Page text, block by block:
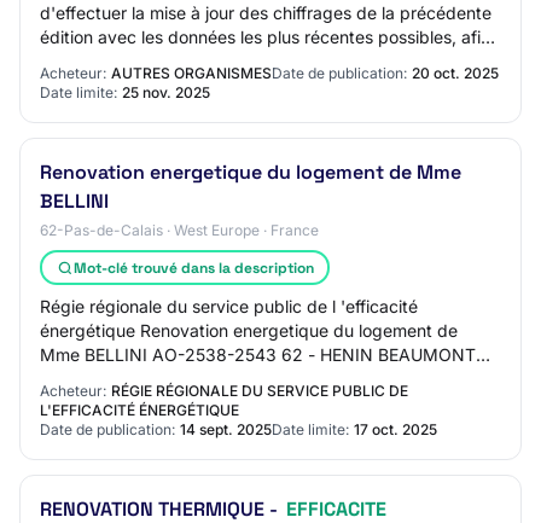
d'effectuer la mise à jour des chiffrages de la précédente
édition avec les données les plus récentes possibles, afin
Acheteur: AUTRES ORGANISMESDate de publication: 20 oct. 2025
Date limite: 25 nov. 2025
Renovation energetique du logement de Mme
BELLINI
62-Pas-de-Calais · West Europe · France
Mot-clé trouvé dans la description
Régie régionale du service public de l 'efficacité
énergétique Renovation energetique du logement de
Mme BELLINI AO-2538-2543 62 - HENIN BEAUMONT
Travaux de bâtiment Procédure adaptée Mise en ligne :…
Acheteur: RÉGIE RÉGIONALE DU SERVICE PUBLIC DE
L'EFFICACITÉ ÉNERGÉTIQUE
Date de publication: 14 sept. 2025Date limite: 17 oct. 2025
RENOVATION THERMIQUE - EFFICACITE